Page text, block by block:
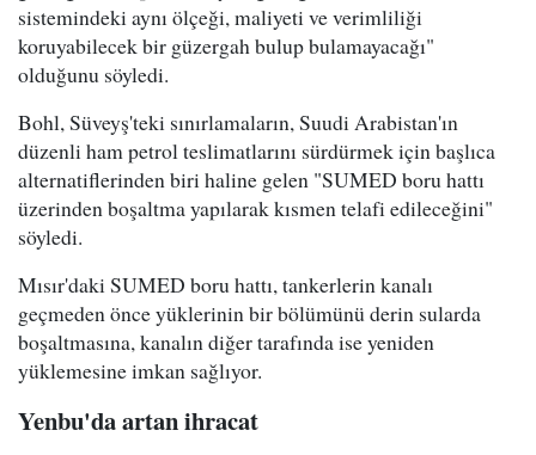
sistemindeki aynı ölçeği, maliyeti ve verimliliği
koruyabilecek bir güzergah bulup bulamayacağı"
olduğunu söyledi.
Bohl, Süveyş'teki sınırlamaların, Suudi Arabistan'ın
düzenli ham petrol teslimatlarını sürdürmek için başlıca
alternatiflerinden biri haline gelen "SUMED boru hattı
üzerinden boşaltma yapılarak kısmen telafi edileceğini"
söyledi.
Mısır'daki SUMED boru hattı, tankerlerin kanalı
geçmeden önce yüklerinin bir bölümünü derin sularda
boşaltmasına, kanalın diğer tarafında ise yeniden
yüklemesine imkan sağlıyor.
Yenbu'da artan ihracat